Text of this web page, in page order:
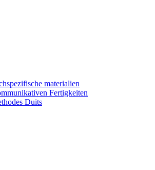
materialien
Fertigkeiten
Duits